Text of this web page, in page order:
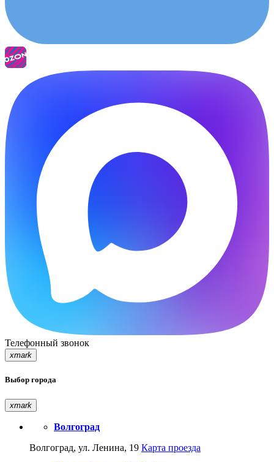
Телефонный звонок
xmark
Выбор города
xmark
Волгоград
Волгоград, ул. Ленина, 19 Карта проезда